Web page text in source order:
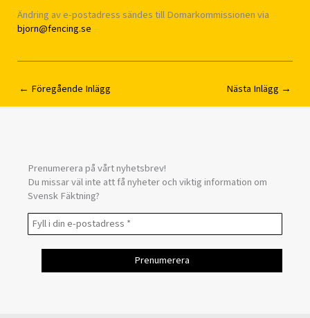
Ändring av e-postadress sändes till Domarkommissionen via
bjorn@fencing.se
← Föregående Inlägg Nästa Inlägg →
Prenumerera på vårt nyhetsbrev!
Du missar väl inte att få nyheter och viktig information om
Svensk Fäktning?